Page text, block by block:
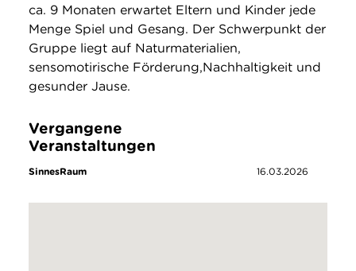
Suche
ca. 9 Monaten erwartet Eltern und Kinder jede
Menge Spiel und Gesang. Der Schwerpunkt der
Gruppe liegt auf Naturmaterialien,
sensomotirische Förderung,Nachhaltigkeit und
gesunder Jause.
Vergangene
Veranstaltungen
SinnesRaum 16.03.2026